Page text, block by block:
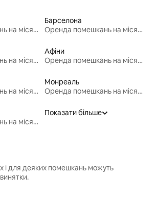
Оренда помешкань на місяць
Барселона
Оренда помешкань на місяць
Оренда помешкань на місяць
Афіни
Оренда помешкань на місяць
Оренда помешкань на місяць
Монреаль
Оренда помешкань на місяць
Оренда помешкань на місяць
Показати більше
і для деяких помешкань можуть